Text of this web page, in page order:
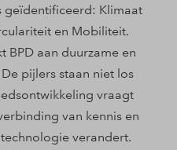
geïdentificeerd: Klimaat
en Mobiliteit.
BPD aan duurzame en
pijlers staan niet los
vraagt
van kennis en
verandert.